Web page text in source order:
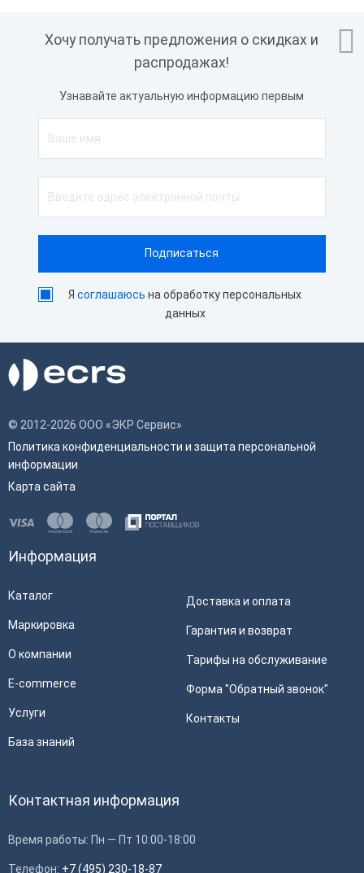

Хочу получать предложения о скидках и
распродажах!
Узнавайте актуальную информацию первым
Ясоглашаюсь на обработку персональных
данных
© 2012-2026 ООО «ЭКР Сервис»
Политика конфиденциальности и защита персональной
информации
Карта сайта
Информация
Каталог
Маркировка
О компании
E-commerce
Услуги
База знаний
Доставка и оплата
Гарантия и возврат
Тарифы на обслуживание
Форма "Обратный звонок"
Контакты
Контактная информация
Время работы: Пн — Пт 10:00-18:00
Телефон: +7 (495) 230-18-87